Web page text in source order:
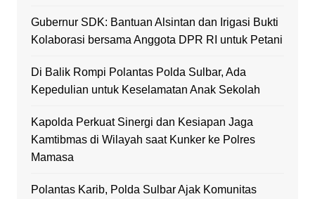
Gubernur SDK: Bantuan Alsintan dan Irigasi Bukti
Kolaborasi bersama Anggota DPR RI untuk Petani
Di Balik Rompi Polantas Polda Sulbar, Ada
Kepedulian untuk Keselamatan Anak Sekolah
Kapolda Perkuat Sinergi dan Kesiapan Jaga
Kamtibmas di Wilayah saat Kunker ke Polres
Mamasa
Polantas Karib, Polda Sulbar Ajak Komunitas